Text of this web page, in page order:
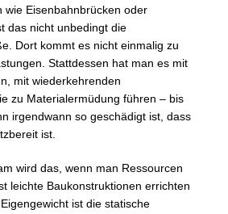
wie Eisenbahnbrücken oder
das nicht unbedingt die
Dort kommt es nicht einmalig zu
Stattdessen hat man es mit
mit wiederkehrenden
zu Materialermüdung führen – bis
irgendwann so geschädigt ist, dass
ist.
wird das, wenn man Ressourcen
leichte Baukonstruktionen errichten
ist die statische